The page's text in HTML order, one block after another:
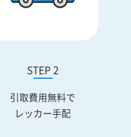
STEP 2
引取費用無料で
レッカー手配